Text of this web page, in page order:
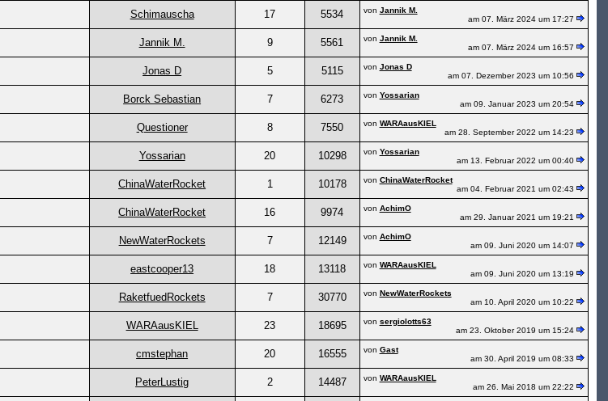
Schimauscha 17 5534 von Jannik M.
am 07. März 2024 um 17:27
Jannik M. 9 5561 von Jannik M.
am 07. März 2024 um 16:57
Jonas D 5 5115 von Jonas D
am 07. Dezember 2023 um 10:56
Borck Sebastian 7 6273 von Yossarian
am 09. Januar 2023 um 20:54
Questioner 8 7550 von WARAausKIEL
am 28. September 2022 um 14:23
Yossarian 20 10298 von Yossarian
am 13. Februar 2022 um 00:40
ChinaWaterRocket 1 10178 von ChinaWaterRocket
am 04. Februar 2021 um 02:43
ChinaWaterRocket 16 9974 von AchimO
am 29. Januar 2021 um 19:21
NewWaterRockets 7 12149 von AchimO
am 09. Juni 2020 um 14:07
eastcooper13 18 13118 von WARAausKIEL
am 09. Juni 2020 um 13:19
RaketfuedRockets 7 30770 von NewWaterRockets
am 10. April 2020 um 10:22
WARAausKIEL 23 18695 von sergiolotts63
am 23. Oktober 2019 um 15:24
cmstephan 20 16555 von Gast
am 30. April 2019 um 08:33
PeterLustig 2 14487 von WARAausKIEL
am 26. Mai 2018 um 22:22